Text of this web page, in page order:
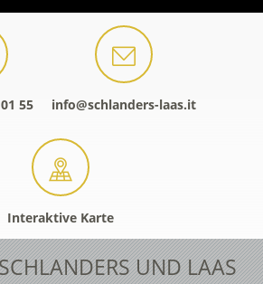
55 info@schlanders-laas.it
Interaktive Karte
UND LAAS